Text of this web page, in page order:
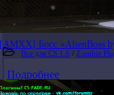
[AMXX] Босс «AlienBoss
Все для CS 1.6 / Zombie
Подробнее